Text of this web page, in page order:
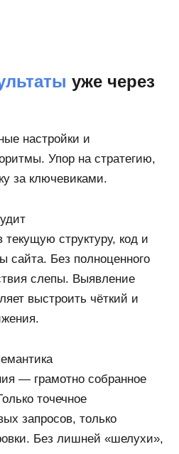
уже через
настройки и
Упор на стратегию,
за ключевиками.
текущую структуру, код и
сайта. Без полноценного
слепы. Выявление
выстроить чёткий и
— грамотно собранное
точечное
запросов, только
Без лишней «шелухи»,